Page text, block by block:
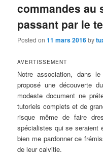
commandes au
passant par le
Posted on11 mars 2016by
AVERTISSEMENT
Notre association, dans
proposé une découverte
modeste document ne
tutoriels complets et de
risque même de faire
spécialistes qui se seraient
bien me pardonner ce
de leur calvitie.